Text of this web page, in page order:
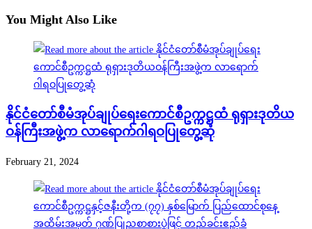
You Might Also Like
နိုင်ငံတော်စီမံအုပ်ချုပ်ရေးကောင်စီဥက္ကဋ္ဌထံ ရုရှားဒုတိယ
ဝန်ကြီးအဖွဲ့က လာရောက်ဂါရဝပြုတွေ့ဆုံ
February 21, 2024